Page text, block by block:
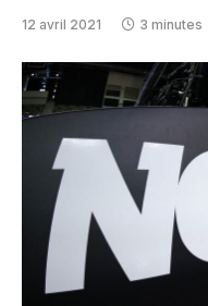
12 avril 2021 3 minutes